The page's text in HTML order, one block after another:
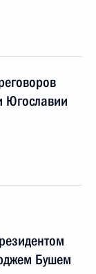
Югославии
Бушем